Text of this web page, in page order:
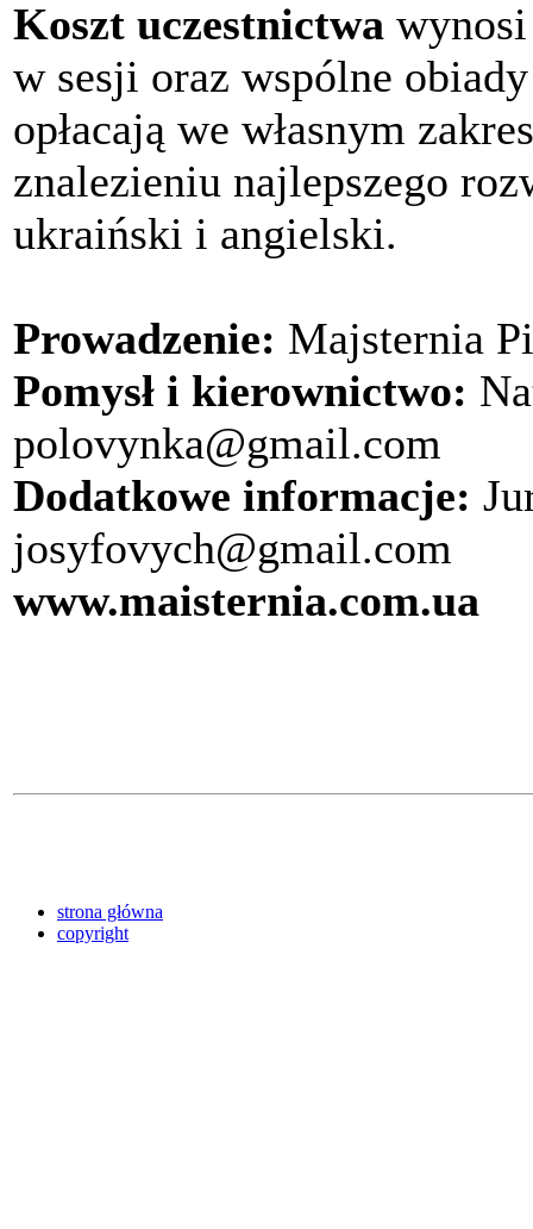
Koszt uczestnictwa wynosi
w sesji oraz wspólne
opłacają we własnym
znalezieniu najlepszego
ukraiński i angielski.
Prowadzenie: Majsternia
Pomysł i kierownictwo:
polovynka@gmail.com
Dodatkowe informacje:
josyfovych@gmail.com
www.maisternia.com.ua
strona główna
copyright